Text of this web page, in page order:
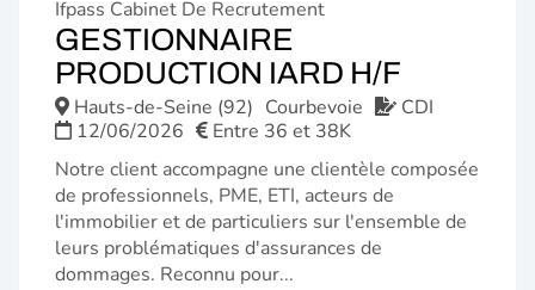
Ifpass Cabinet De Recrutement
GESTIONNAIRE
PRODUCTION IARD H/F
Hauts-de-Seine (92) Courbevoie
CDI
12/06/2026
Entre 36 et 38K
Notre client accompagne une clientèle composée
de professionnels, PME, ETI, acteurs de
l'immobilier et de particuliers sur l'ensemble de
leurs problématiques d'assurances de
dommages. Reconnu pour...